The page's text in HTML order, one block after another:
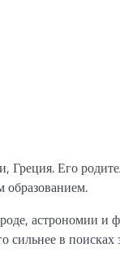
Греция. Его
образованием.
астрономии и
сильнее в поисках